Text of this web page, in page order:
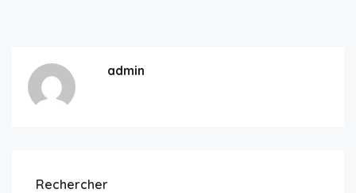
admin
Rechercher